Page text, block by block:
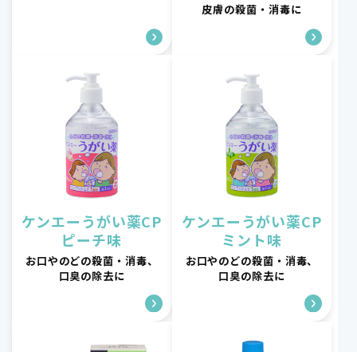
皮膚の殺菌・消毒に
ケンエーうがい薬CP
ピーチ味
お口やのどの殺菌・消毒、
口臭の除去に
ケンエーうがい薬CP
ミント味
お口やのどの殺菌・消毒、
口臭の除去に